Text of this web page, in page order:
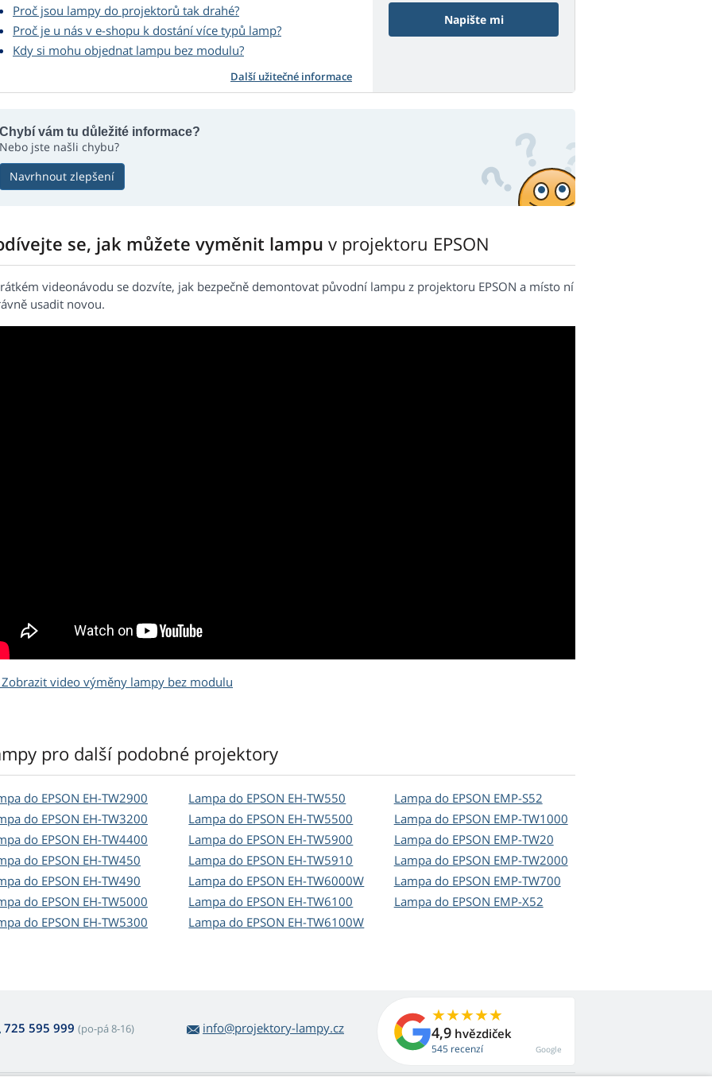
Proč jsou lampy do projektorů tak drahé?
Proč je u nás v e-shopu k dostání více typů lamp?
Kdy si mohu objednat lampu bez modulu?
Další užitečné informace
Napište mi
Chybí vám tu důležité informace?
Nebo jste našli chybu?
Navrhnout zlepšení
se, jak můžete vyměnit lampu v projektoru EPSON
videonávodu se dozvíte, jak bezpečně demontovat původní lampu z projektoru EPSON a místo ní
usadit novou.
Zobrazit video výměny lampy bez modulu
pro další podobné projektory
do EPSON EH-TW2900
do EPSON EH-TW3200
do EPSON EH-TW4400
do EPSON EH-TW450
do EPSON EH-TW490
do EPSON EH-TW5000
do EPSON EH-TW5300
Lampa do EPSON EH-TW550
Lampa do EPSON EH-TW5500
Lampa do EPSON EH-TW5900
Lampa do EPSON EH-TW5910
Lampa do EPSON EH-TW6000W
Lampa do EPSON EH-TW6100
Lampa do EPSON EH-TW6100W
Lampa do EPSON EMP-S52
Lampa do EPSON EMP-TW1000
Lampa do EPSON EMP-TW20
Lampa do EPSON EMP-TW2000
Lampa do EPSON EMP-TW700
Lampa do EPSON EMP-X52
725 595 999 (po-pá 8-16) info@projektory-lampy.cz 4,9 hvězdiček
545 recenzí Google